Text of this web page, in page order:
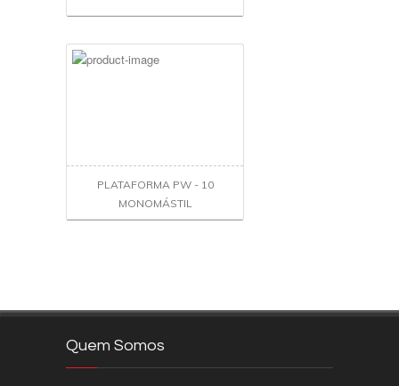
PLATAFORMA PW - 10
MONOMÁSTIL
Quem Somos